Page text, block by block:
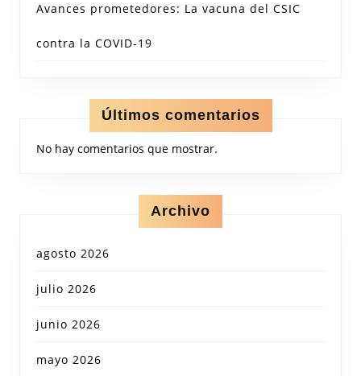
Avances prometedores: La vacuna del CSIC
contra la COVID-19
Últimos comentarios
No hay comentarios que mostrar.
Archivo
agosto 2026
julio 2026
junio 2026
mayo 2026